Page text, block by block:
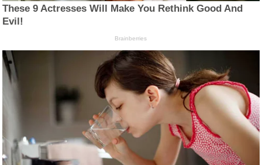
These 9 Actresses Will Make You Rethink Good And
Evil!
Brainberries